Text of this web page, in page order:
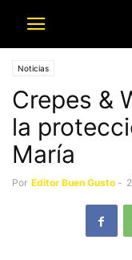
Noticias
Crepes &
la
María
Por Editor Buen Gusto -